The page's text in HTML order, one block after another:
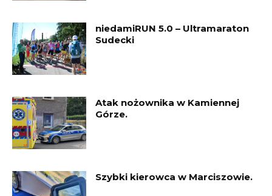
niedamiRUN 5.0 – Ultramaraton
Sudecki
Atak nożownika w Kamiennej
Górze.
Szybki kierowca w Marciszowie.